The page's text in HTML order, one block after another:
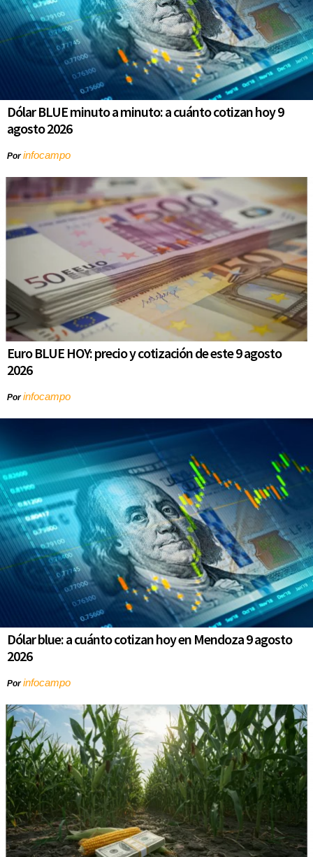
Dólar BLUE minuto a minuto: a cuánto cotizan hoy 9
agosto 2026
Porinfocampo
Euro BLUE HOY: precio y cotización de este 9 agosto
2026
Porinfocampo
Dólar blue: a cuánto cotizan hoy en Mendoza 9 agosto
2026
Porinfocampo